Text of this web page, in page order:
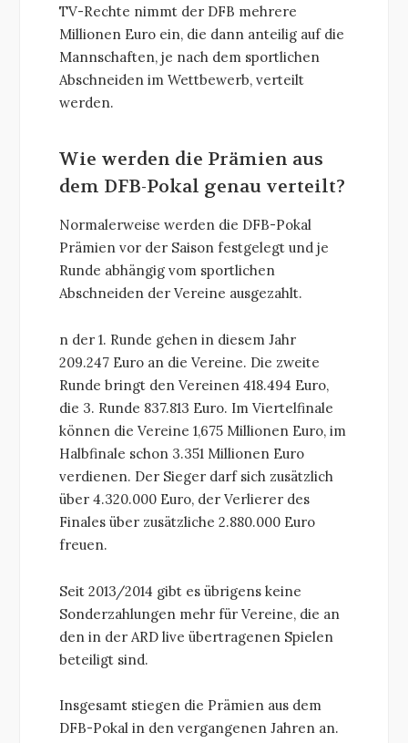
TV-Rechte nimmt der DFB mehrere
Millionen Euro ein, die dann anteilig auf die
Mannschaften, je nach dem sportlichen
Abschneiden im Wettbewerb, verteilt
werden.
Wie werden die Prämien aus
dem DFB-Pokal genau verteilt?
Normalerweise werden die DFB-Pokal
Prämien vor der Saison festgelegt und je
Runde abhängig vom sportlichen
Abschneiden der Vereine ausgezahlt.
n der 1. Runde gehen in diesem Jahr
209.247 Euro an die Vereine. Die zweite
Runde bringt den Vereinen 418.494 Euro,
die 3. Runde 837.813 Euro. Im Viertelfinale
können die Vereine 1,675 Millionen Euro, im
Halbfinale schon 3.351 Millionen Euro
verdienen. Der Sieger darf sich zusätzlich
über 4.320.000 Euro, der Verlierer des
Finales über zusätzliche 2.880.000 Euro
freuen.
Seit 2013/2014 gibt es übrigens keine
Sonderzahlungen mehr für Vereine, die an
den in der ARD live übertragenen Spielen
beteiligt sind.
Insgesamt stiegen die Prämien aus dem
DFB-Pokal in den vergangenen Jahren an.